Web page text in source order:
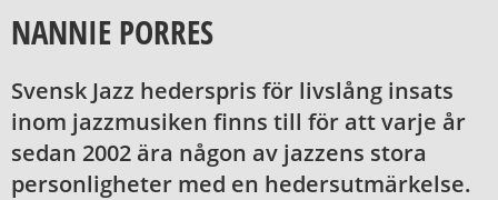
NANNIE PORRES
Svensk Jazz hederspris för livslång insats
inom jazzmusiken finns till för att varje år
sedan 2002 ära någon av jazzens stora
personligheter med en hedersutmärkelse.